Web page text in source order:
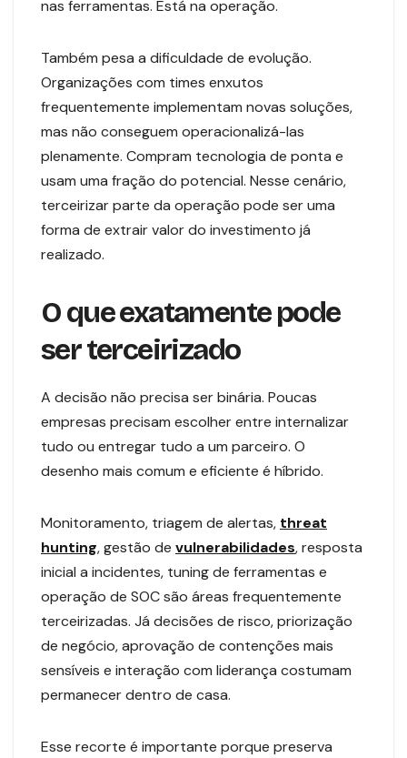
nas ferramentas. Está na operação.
Também pesa a dificuldade de evolução.
Organizações com times enxutos
frequentemente implementam novas soluções,
mas não conseguem operacionalizá-las
plenamente. Compram tecnologia de ponta e
usam uma fração do potencial. Nesse cenário,
terceirizar parte da operação pode ser uma
forma de extrair valor do investimento já
realizado.
O que exatamente pode
ser terceirizado
A decisão não precisa ser binária. Poucas
empresas precisam escolher entre internalizar
tudo ou entregar tudo a um parceiro. O
desenho mais comum e eficiente é híbrido.
Monitoramento, triagem de alertas, threat
hunting, gestão de vulnerabilidades, resposta
inicial a incidentes, tuning de ferramentas e
operação de SOC são áreas frequentemente
terceirizadas. Já decisões de risco, priorização
de negócio, aprovação de contenções mais
sensíveis e interação com liderança costumam
permanecer dentro de casa.
Esse recorte é importante porque preserva